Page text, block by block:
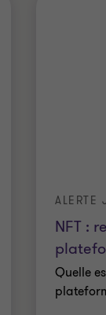
NFT :
ALERTE
Quelle